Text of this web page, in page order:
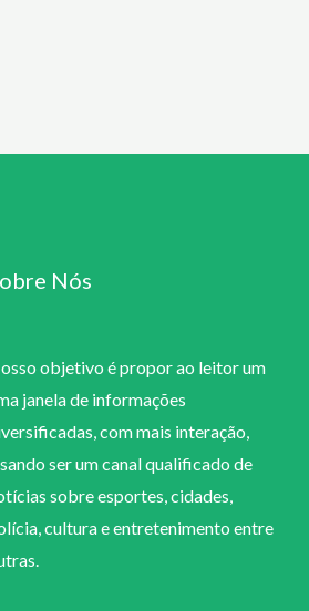
Nós
objetivo é propor ao leitor um
janela de informações
com mais interação,
ser um canal qualificado de
sobre esportes, cidades,
cultura e entretenimento entre